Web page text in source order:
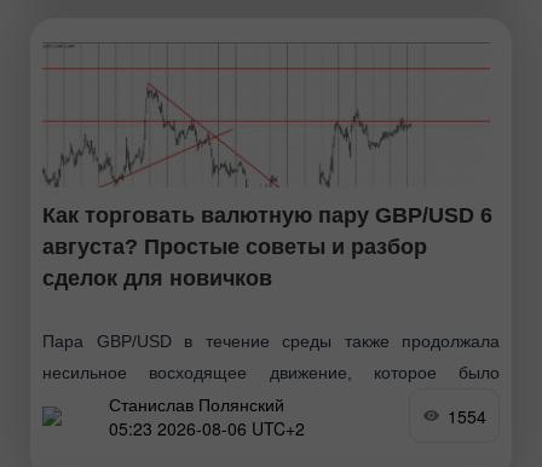
Как торговать валютную пару GBP/USD 6
августа? Простые советы и разбор
сделок для новичков
Пара GBP/USD в течение среды также продолжала
несильное восходящее движение, которое было
спровоцировано и макроэкономической статистикой из-
за океана, и геополитикой, и техникой. Напомним, что в
Станислав Полянский
05:23 2026-08-06 UTC+2
1554